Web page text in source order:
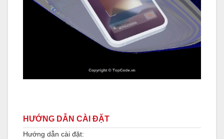
HƯỚNG DẪN CÀI ĐẶT
Hướng dẫn cài đặt: